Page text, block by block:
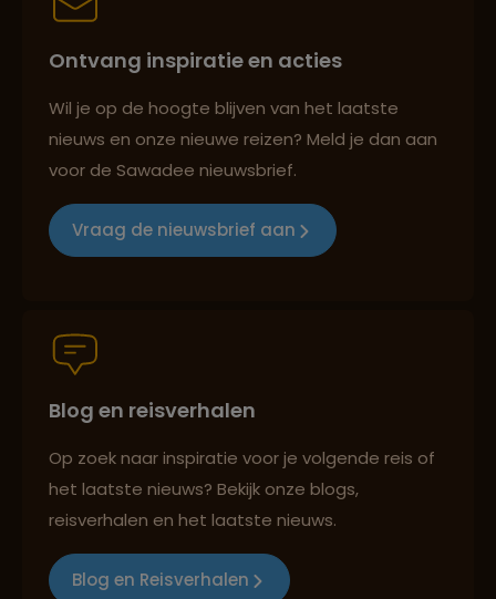
Reizen met oog voor mens, cultuur en milieu
Persoonlijk en deskundig reisadvies
Best beoordeelde reisroutes
Ontvang inspiratie en acties
Wil je op de hoogte blijven van het laatste
nieuws en onze nieuwe reizen? Meld je dan aan
voor de Sawadee nieuwsbrief.
Vraag de nieuwsbrief aan
Blog en reisverhalen
Op zoek naar inspiratie voor je volgende reis of
het laatste nieuws? Bekijk onze blogs,
reisverhalen en het laatste nieuws.
Blog en Reisverhalen